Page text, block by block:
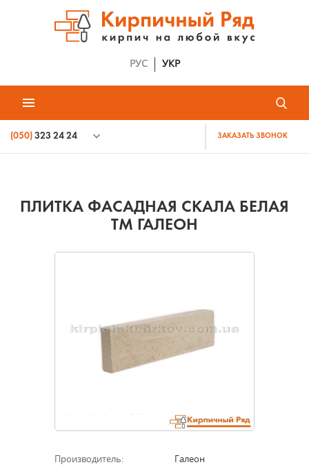
РУС УКР
(050) 323 24 24 ЗАКАЗАТЬ ЗВОНОК
ПЛИТКА ФАСАДНАЯ СКАЛА БЕЛАЯ
ТМ ГАЛЕОН
Производитель:
Галеон